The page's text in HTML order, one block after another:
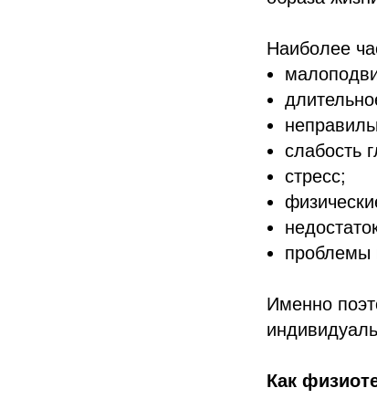
Наиболее
слабость
стресс;
проблемы
Именно
Как